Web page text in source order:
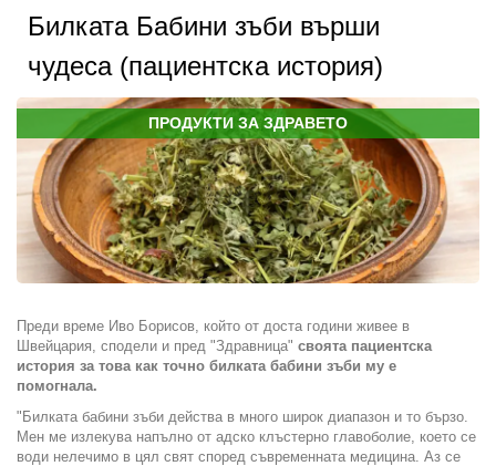
Билката Бабини зъби върши
чудеса (пациентска история)
ПРОДУКТИ ЗА ЗДРАВЕТО
Преди време Иво Борисов, който от доста години живее в
Швейцария, сподели и пред "Здравница" своята пациентска
история за това как точно билката бабини зъби му е
помогнала.
"Билката бабини зъби действа в много широк диапазон и то бързо.
Мен ме излекува напълно от адско клъстерно главоболие, което се
води нелечимо в цял свят според съвременната медицина. Аз се